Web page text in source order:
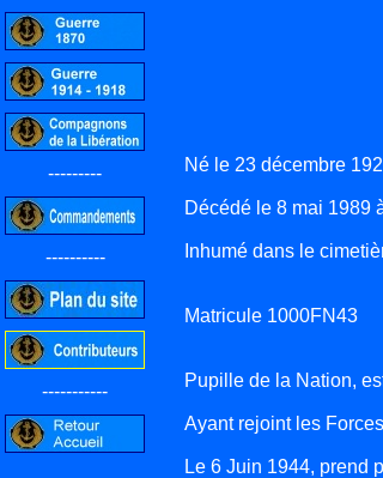
---------
----------
-----------
Né le 23 décembre
Décédé le 8 mai 1989
Inhumé dans le
Matricule 1000FN43
Pupille de la Nation,
Ayant rejoint les
Le 6 Juin 1944, prend